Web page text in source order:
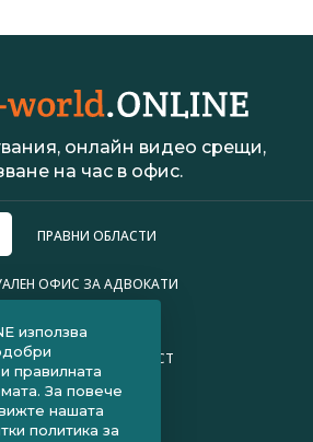
онлайн видео срещи,
на час в офис.
ПРАВНИ ОБЛАСТИ
ОФИС ЗА АДВОКАТИ
ЗА ПОВЕРИТЕЛНОСТ
ЧЗВ ЗА КЛИЕНТИ
ЧЗВ ЗА АДВОКАТИ
използва
правилната
За повече
нашата
политика за